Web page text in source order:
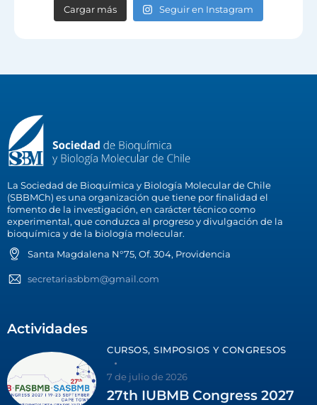
Cargar más Seguir en Instagram
La Sociedad de Bioquímica y Biología Molecular de Chile
(SBBMCh) es una organización que tiene por finalidad el
fomento de la investigación, en carácter técnico como
experimental, que conduzca al progreso y divulgación de la
bioquímica y de la biología molecular.
Santa Magdalena N°75, Of. 304, Providencia
secretariasbbm@gmail.com
Actividades
CURSOS, SIMPOSIOS Y CONGRESOS
7 de julio de 2026
27th IUBMB Congress 2027